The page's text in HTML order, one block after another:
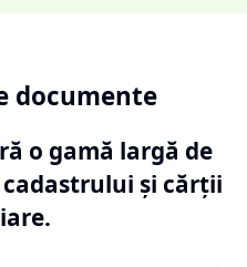
documente
o gamă largă de
și cărții